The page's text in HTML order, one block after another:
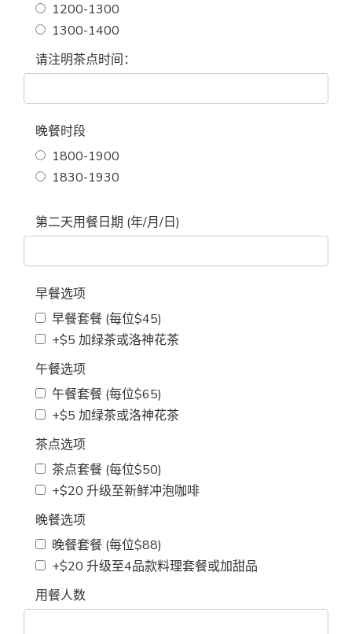
1200-1300
1300-1400
请注明茶点时间：
晚餐时段
1800-1900
1830-1930
第二天用餐日期 (年/月/日)
早餐选项
早餐套餐 (每位$45)
+$5 加绿茶或洛神花茶
午餐选项
午餐套餐 (每位$65)
+$5 加绿茶或洛神花茶
茶点选项
茶点套餐 (每位$50)
+$20 升级至新鲜冲泡咖啡
晚餐选项
晚餐套餐 (每位$88)
+$20 升级至4品款料理套餐或加甜品
用餐人数